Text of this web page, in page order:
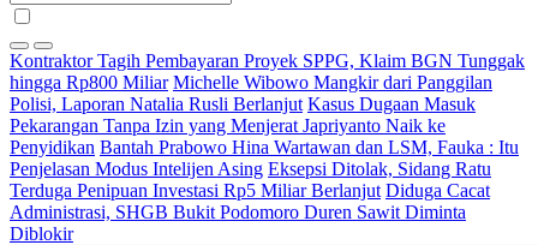
Kontraktor Tagih Pembayaran Proyek SPPG, Klaim BGN Tunggak
hingga Rp800 Miliar Michelle Wibowo Mangkir dari Panggilan
Polisi, Laporan Natalia Rusli Berlanjut Kasus Dugaan Masuk
Pekarangan Tanpa Izin yang Menjerat Japriyanto Naik ke
Penyidikan Bantah Prabowo Hina Wartawan dan LSM, Fauka : Itu
Penjelasan Modus Intelijen Asing Eksepsi Ditolak, Sidang Ratu
Terduga Penipuan Investasi Rp5 Miliar Berlanjut Diduga Cacat
Administrasi, SHGB Bukit Podomoro Duren Sawit Diminta
Diblokir